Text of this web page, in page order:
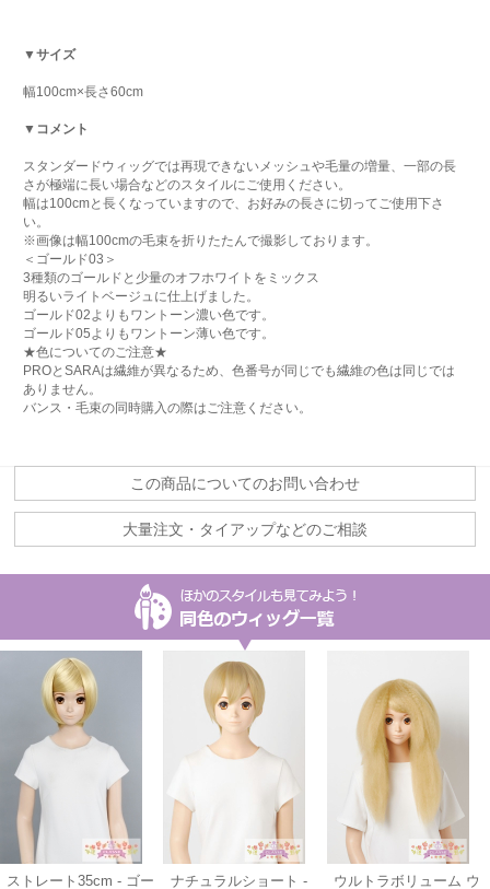
▼サイズ
幅100cm×長さ60cm
▼コメント
スタンダードウィッグでは再現できないメッシュや毛量の増量、一部の長
さが極端に長い場合などのスタイルにご使用ください。
幅は100cmと長くなっていますので、お好みの長さに切ってご使用下さ
い。
※画像は幅100cmの毛束を折りたたんで撮影しております。
＜ゴールド03＞
3種類のゴールドと少量のオフホワイトをミックス
明るいライトベージュに仕上げました。
ゴールド02よりもワントーン濃い色です。
ゴールド05よりもワントーン薄い色です。
★色についてのご注意★
PROとSARAは繊維が異なるため、色番号が同じでも繊維の色は同じでは
ありません。
バンス・毛束の同時購入の際はご注意ください。
この商品についてのお問い合わせ
大量注文・タイアップなどのご相談
ストレート35cm - ゴー ナチュラルショート - ウルトラボリューム ウ